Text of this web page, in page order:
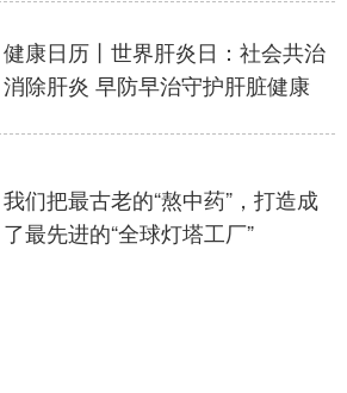
健康日历丨世界肝炎日：社会共治
消除肝炎 早防早治守护肝脏健康
我们把最古老的“熬中药”，打造成
了最先进的“全球灯塔工厂”